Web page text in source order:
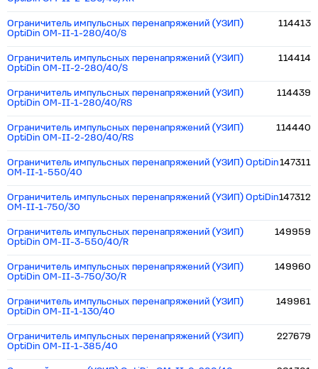
Ограничитель импульсных перенапряжений (УЗИП)
OptiDin OM-II-1-280/40/S
114413
Ограничитель импульсных перенапряжений (УЗИП)
OptiDin OM-II-2-280/40/S
114414
Ограничитель импульсных перенапряжений (УЗИП)
OptiDin OM-II-1-280/40/RS
114439
Ограничитель импульсных перенапряжений (УЗИП)
OptiDin OM-II-2-280/40/RS
114440
Ограничитель импульсных перенапряжений (УЗИП) OptiDin
OM-II-1-550/40
147311
Ограничитель импульсных перенапряжений (УЗИП) OptiDin
OM-II-1-750/30
147312
Ограничитель импульсных перенапряжений (УЗИП)
OptiDin OM-II-3-550/40/R
149959
Ограничитель импульсных перенапряжений (УЗИП)
OptiDin OM-II-3-750/30/R
149960
Ограничитель импульсных перенапряжений (УЗИП)
OptiDin OM-II-1-130/40
149961
Ограничитель импульсных перенапряжений (УЗИП)
OptiDin OM-II-1-385/40
227679